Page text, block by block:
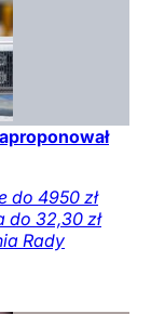
do 4950 zł
32,30 zł
Rady